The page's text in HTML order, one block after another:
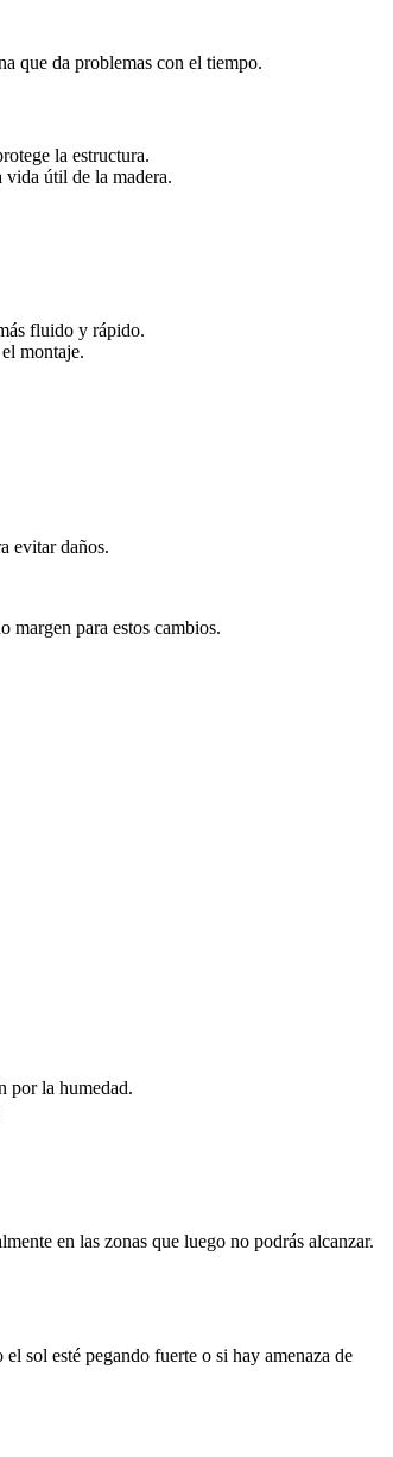
que da problemas con el tiempo.
la estructura.
vida útil de la madera.
fluido y rápido.
montaje.
evitar daños.
margen para estos cambios.
por la humedad.
en las zonas que luego no podrás alcanzar.
sol esté pegando fuerte o si hay amenaza de